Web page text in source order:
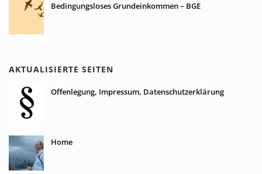
Bedingungsloses Grundeinkommen – BGE
AKTUALISIERTE SEITEN
Offenlegung, Impressum, Datenschutzerklärung
Home